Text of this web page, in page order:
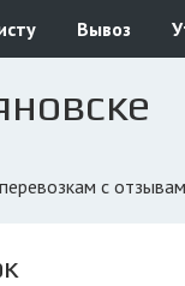
Вывоз
с